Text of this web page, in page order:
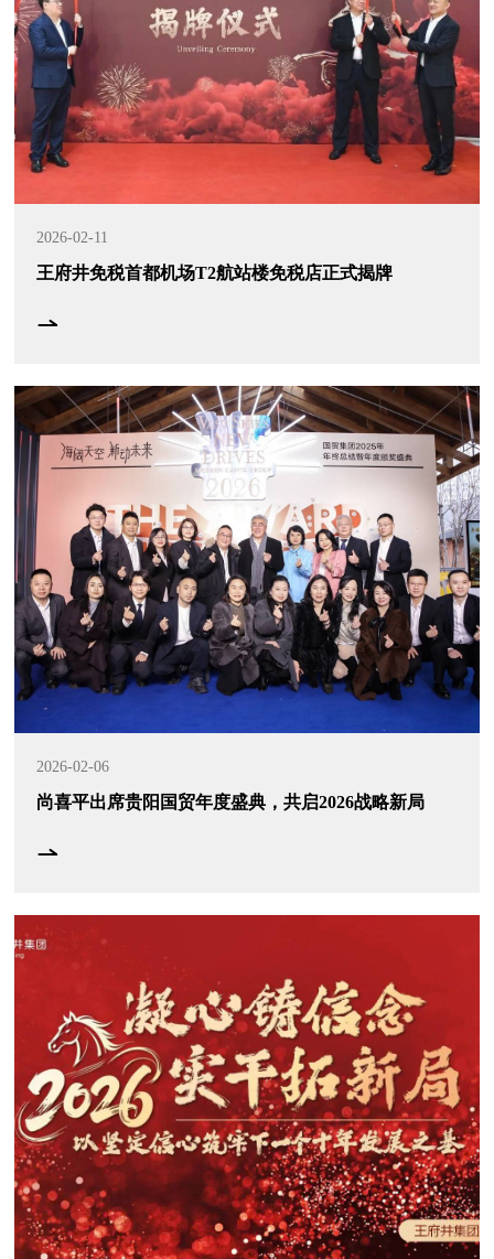
2026-02-11
王府井免税首都机场T2航站楼免税店正式揭牌
2026-02-06
尚喜平出席贵阳国贸年度盛典，共启2026战略新局